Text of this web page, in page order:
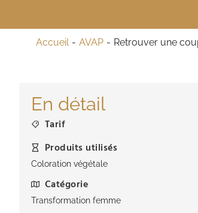
Vous êtes ici :
Accueil AVAP Retrouver une
En détail
Tarif
Produits utilisés
Coloration végétale
Catégorie
Transformation femme